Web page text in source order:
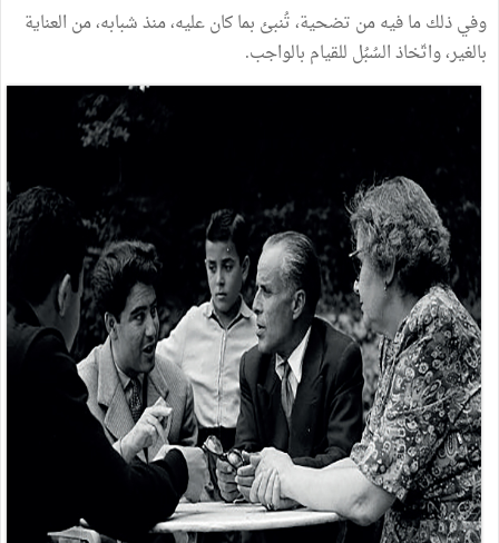
وفي ذلك ما فيه من تضحية، تُنبئ بما كان عليه، منذ شبابه، من العناية
بالغير، واتّخاذ السُبُل للقيام بالواجب.